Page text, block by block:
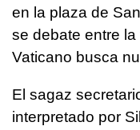
en la plaza de
se debate entre la
Vaticano busca
El sagaz
interpretado por